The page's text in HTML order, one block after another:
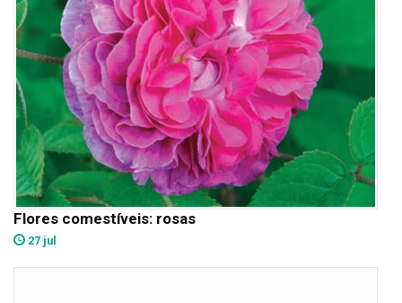
Flores comestíveis: rosas
27 jul